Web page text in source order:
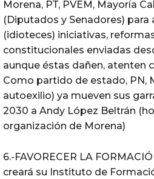
Morena, PT, PVEM, Mayoría
(Diputados y Senadores)
(idioteces) iniciativas,
constitucionales enviadas
aunque éstas dañen, atenten
Como partido de estado, PN,
autoexilio) ya mueven sus
2030 a Andy López Beltrán
organización de Morena)
6.-FAVORECER LA
creará su Instituto de